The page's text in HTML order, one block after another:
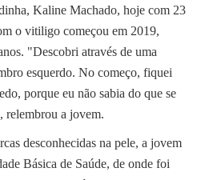
Kaline Machado, hoje com 23
o vitiligo começou em 2019,
"Descobri através de uma
esquerdo. No começo, fiquei
porque eu não sabia do que se
relembrou a jovem.
desconhecidas na pele, a jovem
Básica de Saúde, de onde foi